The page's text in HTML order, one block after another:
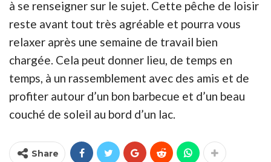
à se renseigner sur le sujet. Cette pêche de loisir
reste avant tout très agréable et pourra vous
relaxer après une semaine de travail bien
chargée. Cela peut donner lieu, de temps en
temps, à un rassemblement avec des amis et de
profiter autour d’un bon barbecue et d’un beau
couché de soleil au bord d’un lac.
Share